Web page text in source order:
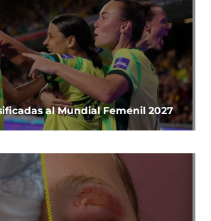
al Mundial Femenil 2027